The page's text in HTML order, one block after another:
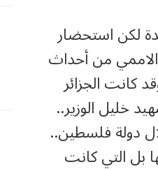
لكن استحضار
من أحداث
كانت الجزائر
خليل الوزير..
دولة فلسطين..
بل التي كانت